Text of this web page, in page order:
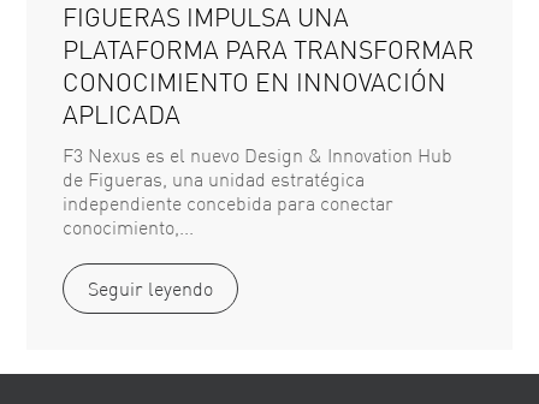
FIGUERAS IMPULSA UNA
PLATAFORMA PARA TRANSFORMAR
CONOCIMIENTO EN INNOVACIÓN
APLICADA
F3 Nexus es el nuevo Design & Innovation Hub
de Figueras, una unidad estratégica
independiente concebida para conectar
conocimiento,...
Seguir leyendo